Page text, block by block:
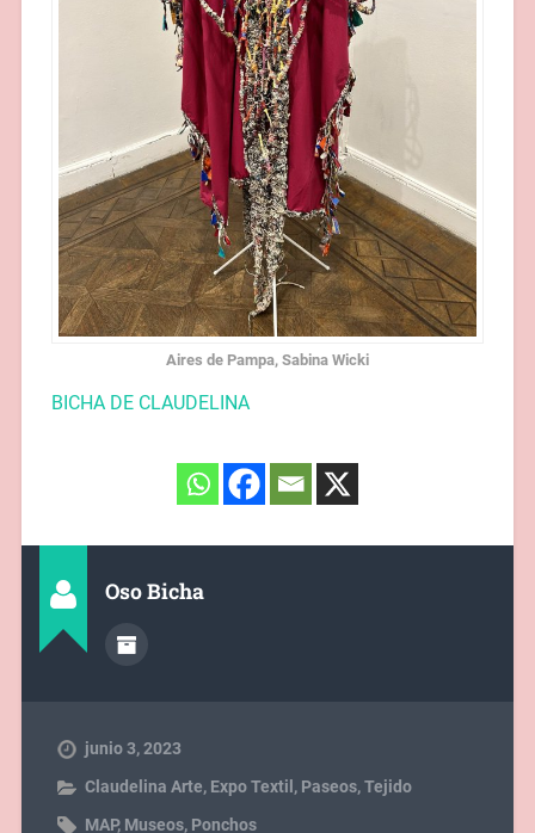
Aires de Pampa, Sabina Wicki
BICHA DE CLAUDELINA
Oso Bicha
junio 3, 2023
Claudelina Arte, Expo Textil , Paseos,Tejido
MAP, Museos, Ponchos